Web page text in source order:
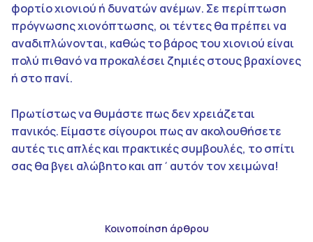
φορτίο χιονιού ή δυνατών ανέμων. Σε περίπτωση
πρόγνωσης χιονόπτωσης, οι τέντες θα πρέπει να
αναδιπλώνονται, καθώς το βάρος του χιονιού είναι
πολύ πιθανό να προκαλέσει ζημιές στους βραχίονες
ή στο πανί.
Πρωτίστως να θυμάστε πως δεν χρειάζεται
πανικός. Είμαστε σίγουροι πως αν ακολουθήσετε
αυτές τις απλές και πρακτικές συμβουλές, το σπίτι
σας θα βγει αλώβητο και απ΄αυτόν τον χειμώνα!
Κοινοποίηση άρθρου